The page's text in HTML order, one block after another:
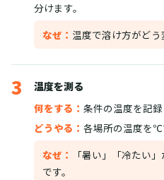
分けます。
なぜ： 温度で溶け方がどう
3
温度を測る
何をする： 条件の温度を記録
どうやる： 各場所の温度を℃
なぜ：
「暑い」「冷たい
です。